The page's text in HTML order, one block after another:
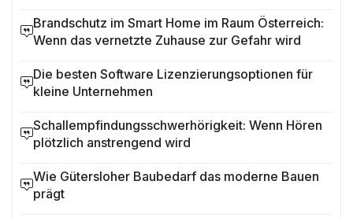
Brandschutz im Smart Home im Raum Österreich:
Wenn das vernetzte Zuhause zur Gefahr wird
Die besten Software Lizenzierungsoptionen für
kleine Unternehmen
Schallempfindungsschwerhörigkeit: Wenn Hören
plötzlich anstrengend wird
Wie Gütersloher Baubedarf das moderne Bauen
prägt